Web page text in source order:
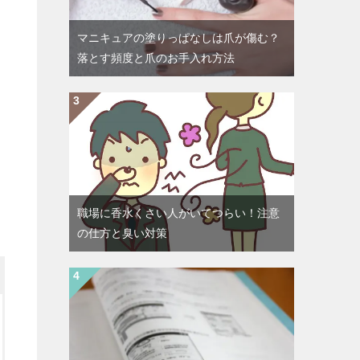
マニキュアの塗りっぱなしは爪が傷む？
落とす頻度と爪のお手入れ方法
職場に香水くさい人がいてつらい！注意
の仕方と臭い対策